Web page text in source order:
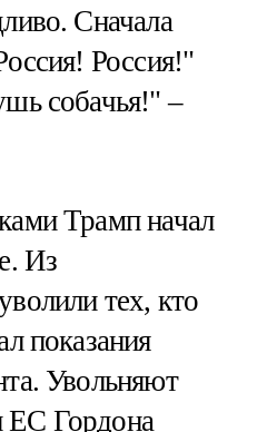
Сначала
Россия!"
собачья!" –
Трамп начал
Из
тех, кто
показания
Увольняют
Гордона